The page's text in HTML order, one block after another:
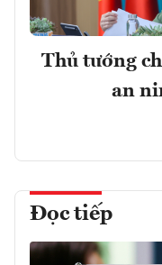
Thủ tướng
an
Đọc tiếp